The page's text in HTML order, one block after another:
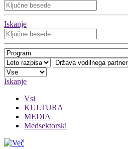
Iskanje
Iskanje
Vsi
KULTURA
MEDIA
Medsektorski